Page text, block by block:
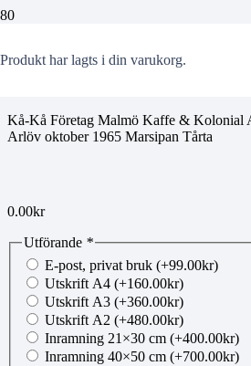
Produkt har lagts i din varukorg.
Kå-Kå Företag Malmö Kaffe & Kolonial
Arlöv oktober 1965 Marsipan Tårta
0.00kr
Utförande *
E-post, privat bruk (+99.00kr)
Utskrift A4 (+160.00kr)
Utskrift A3 (+360.00kr)
Utskrift A2 (+480.00kr)
Inramning 21×30 cm (+400.00kr)
Inramning 40×50 cm (+700.00kr)